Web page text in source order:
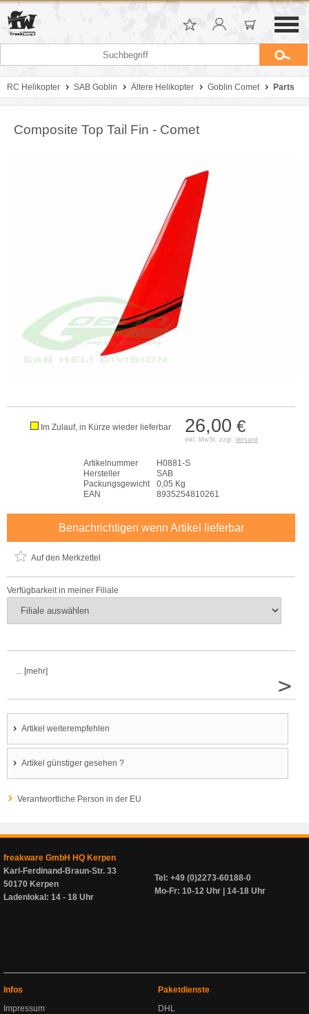
RC Helikopter SAB Goblin Ältere Helikopter Goblin Comet Parts
Composite Top Tail Fin - Comet
26,00 €
inkl. MwSt. zzgl. Versand
Im Zulauf, in Kürze wieder lieferbar
Artikelnummer
H0881-S
Hersteller
SAB
Packungsgewicht
0,05 Kg
EAN
8935254810261
Benachrichtigen wenn Artikel lieferbar
Auf den Merkzettel
Verfügbarkeit in meiner Filiale
... [mehr]
>
Artikel weiterempfehlen
Artikel günstiger gesehen ?
Verantwortliche Person in der EU
freakware GmbH HQ Kerpen
Karl-Ferdinand-Braun-Str. 33
50170 Kerpen
Ladenlokal: 14 - 18 Uhr
Tel: +49 (0)2273-60188-0
Mo-Fr: 10-12 Uhr | 14-18 Uhr
Infos
Impressum
Paketdienste
DHL